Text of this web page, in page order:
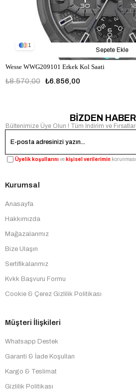
1
Wesse WWG209101 Erkek Kol Saati
₺6.856,00
₺8.570,00
Sepete Ekle
BİZDEN
Bültenimize Üye Olun ! Tüm İndirim ve
Üyelik koşullarınıve kişisel verilerimin
Kurumsal
Anasayfa
Hakkımızda
Mağazalarımız
Bize Ulaşın
Sertifikalarımız
Kvkk Başvuru Formu
Cookie & Çerez Gizlilik Politikası
Müşteri İlişkileri
Whatsapp Destek
Garanti & İade Koşulları
Kargo & Teslimat
Gizlilik Politikası